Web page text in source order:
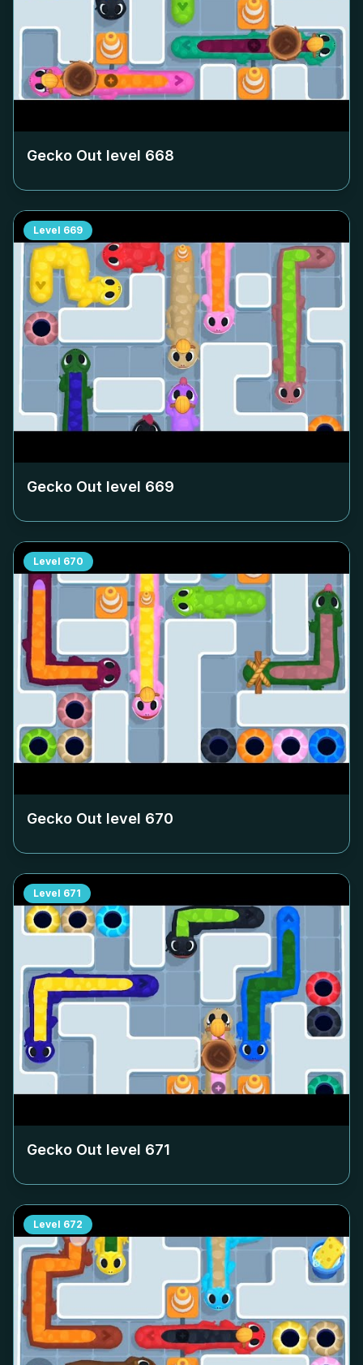
Gecko Out level 668
Level 669
Gecko Out level 669
Level 670
Gecko Out level 670
Level 671
Gecko Out level 671
Level 672